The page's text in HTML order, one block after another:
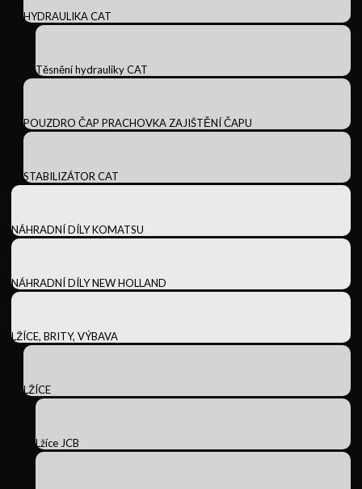
HYDRAULIKA CAT
Těsnění hydrauliky CAT
POUZDRO ČAP PRACHOVKA ZAJIŠTĚNÍ ČAPU
STABILIZÁTOR CAT
NÁHRADNÍ DÍLY KOMATSU
NÁHRADNÍ DÍLY NEW HOLLAND
LŽÍCE, BRITY, VÝBAVA
LŽÍCE
Lžíce JCB